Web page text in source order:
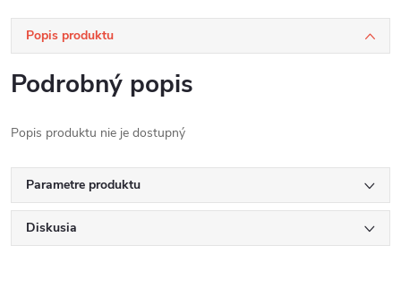
Popis produktu
Podrobný popis
Popis produktu nie je dostupný
Parametre produktu
Diskusia